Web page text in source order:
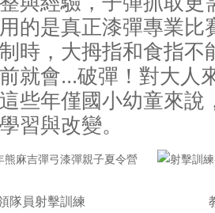
的是真正漆彈專業比
時 ， 大拇指和食指不
就會...破彈 ！ 對大人
些年僅國小幼童來說
習與改變。
隊員射擊訓練